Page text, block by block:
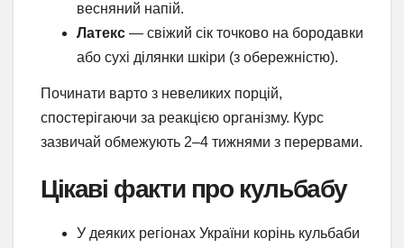
весняний напій.
Латекс — свіжий сік точково на бородавки
або сухі ділянки шкіри (з обережністю).
Починати варто з невеликих порцій,
спостерігаючи за реакцією організму. Курс
зазвичай обмежують 2–4 тижнями з перервами.
Цікаві факти про кульбабу
У деяких регіонах України корінь кульбаби